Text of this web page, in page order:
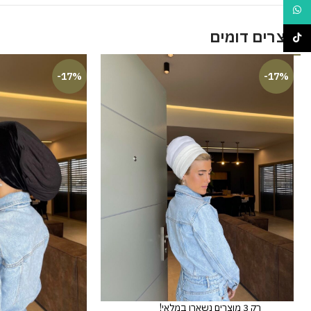
מוצרים דומים
-17%
רק 3 מוצרים נשארו במלאי!
-17%
TikTok